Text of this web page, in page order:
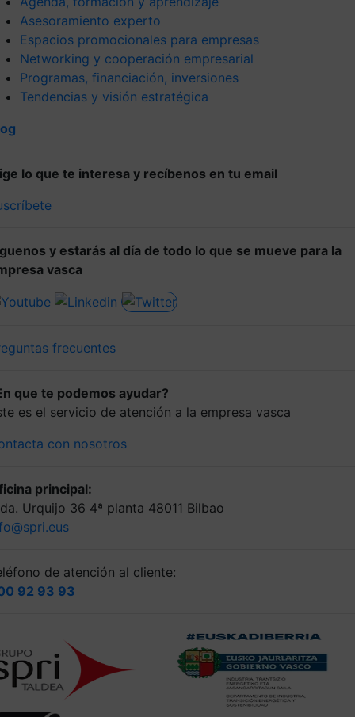
Asesoramiento experto
Espacios promocionales para empresas
Networking y cooperación empresarial
Programas, financiación, inversiones
Tendencias y visión estratégica
lo que te interesa y recíbenos en tu email
y estarás al día de todo lo que se mueve para la
vasca
frecuentes
que te podemos ayudar?
es el servicio de atención a la empresa vasca
con nosotros
principal:
Urquijo 36 4ª planta 48011 Bilbao
de atención al cliente:
92 93 93